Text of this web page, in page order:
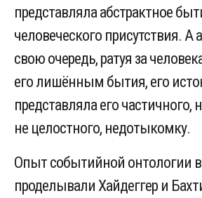
представляла абстрактное
человеческого присутствия. А
свою очередь, ратуя за
его лишённым бытия, его
представляла его частичного,
не целостного, недотыкомку.
Опыт событийной онтологии
проделывали Хайдеггер и